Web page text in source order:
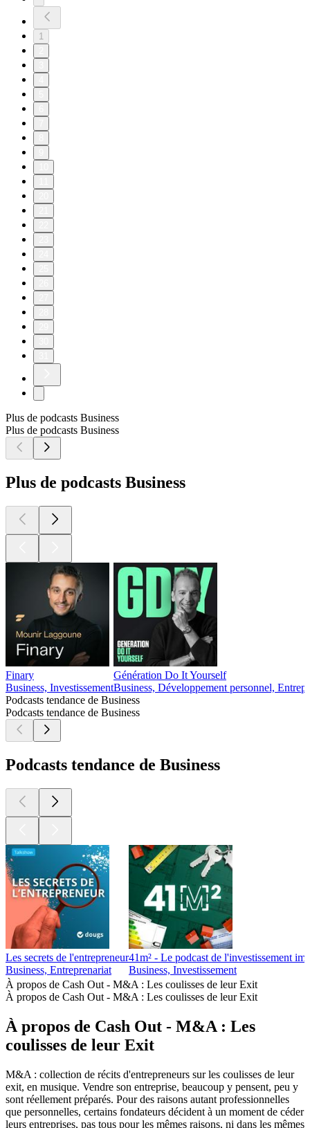
1
Plus de podcasts Business
Plus de podcasts Business
Plus de podcasts Business
Finary
Business, Investissement
Génération Do It Yourself
Business, Développement personnel,
Podcasts tendance de Business
Podcasts tendance de Business
Podcasts tendance de Business
Les secrets de l'entrepreneur
Business, Entreprenariat
41m² - Le podcast de l'investissement
Business, Investissement
À propos de Cash Out - M&A : Les coulisses de leur Exit
À propos de Cash Out - M&A : Les coulisses de leur Exit
À propos de Cash Out - M&A : Les
coulisses de leur Exit
M&A : collection de récits d'entrepreneurs sur les coulisses de leur
exit, en musique. Vendre son entreprise, beaucoup y pensent, peu y
sont réellement préparés. Pour des raisons autant professionnelles
que personnelles, certains fondateurs décident à un moment de céder
leurs entreprises, pas tous pour les mêmes raisons, ni dans les mêmes